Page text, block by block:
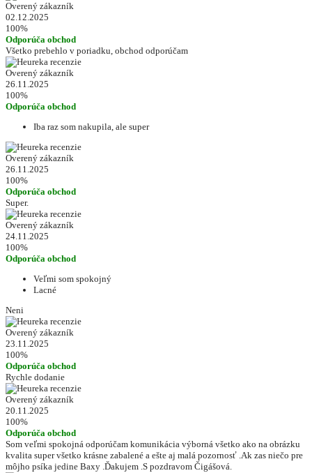
Overený zákazník
02.12.2025
100%
Odporúča obchod
Všetko prebehlo v poriadku, obchod odporúčam
Overený zákazník
26.11.2025
100%
Odporúča obchod
Iba raz som nakupila, ale super
Overený zákazník
26.11.2025
100%
Odporúča obchod
Super.
Overený zákazník
24.11.2025
100%
Odporúča obchod
Veľmi som spokojný
Lacné
Neni
Overený zákazník
23.11.2025
100%
Odporúča obchod
Rychle dodanie
Overený zákazník
20.11.2025
100%
Odporúča obchod
Som veľmi spokojná odporúčam komunikácia výborná všetko ako na obrázku
kvalita super všetko krásne zabalené a ešte aj malá pozornosť .Ak zas niečo pre
môjho psíka jedine Baxy .Ďakujem .S pozdravom Čigášová.